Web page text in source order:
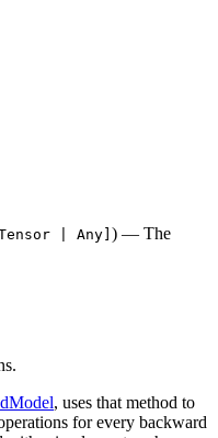
| Any] ) — The
, uses that method to
for every backward